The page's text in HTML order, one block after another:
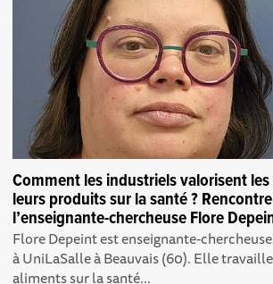
Comment les industriels valorisent
leurs produits sur la santé ?
l’enseignante-chercheuse Flore
Flore Depeint est enseignante-
à UniLaSalle à Beauvais (60). Elle
aliments sur la santé...